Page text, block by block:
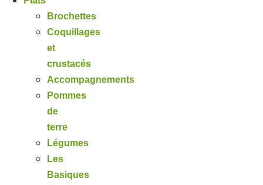
Brochettes
Coquillages
et
crustacés
Accompagnements
Pommes
de
terre
Légumes
Les
Basiques